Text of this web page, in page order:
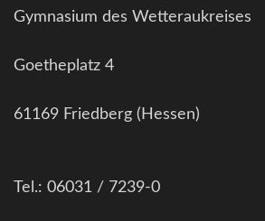
Gymnasium des Wetteraukreises
Goetheplatz 4
61169 Friedberg (Hessen)
Tel.: 06031 / 7239-0